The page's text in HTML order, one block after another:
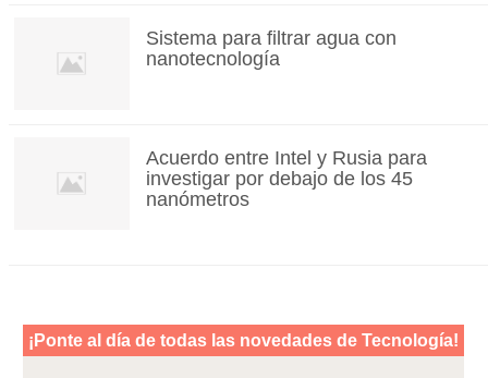
Sistema para filtrar agua con
nanotecnología
Acuerdo entre Intel y Rusia para
investigar por debajo de los 45
nanómetros